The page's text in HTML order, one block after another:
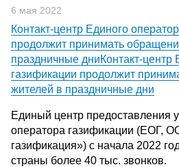
6 мая 2022
Контакт-центр Единого
продолжит принимать
праздничные дниКонтакт-центр
газификации продолжит
жителей в праздничные дни
Единый центр предоставления
оператора газификации (ЕОГ,
газификация») с начала 2022
страны более 40 тыс. звонков.